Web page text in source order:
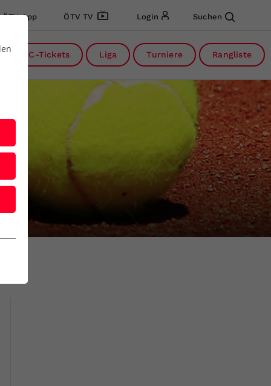
ÖTV App ÖTV TV Login Suchen
DC-Tickets Liga Turniere Rangliste